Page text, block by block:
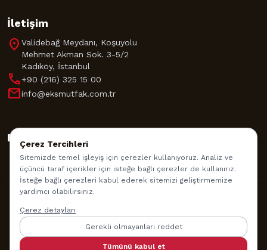
İletişim
location_on Validebağ Meydanı, Koşuyolu
Mehmet Akman Sok. 3-5/2
Kadıköy, İstanbul
call+90 (216) 325 15 00
mailinfo@eksmutfak.com.tr
Bizi Takip Edin
© 2026 EKS Mutfak Akademisi. Tüm Hakları Saklıdır.
İade Politikası Gizlilik Politikası Kullanım Şartları
Çerez Tercihleri
Sitemizde temel işleyiş için çerezler kullanıyoruz. Analiz ve
üçüncü taraf içerikler için isteğe bağlı çerezler de kullanırız.
İsteğe bağlı çerezleri kabul ederek sitemizi geliştirmemize
yardımcı olabilirsiniz.
Çerez detayları
Gerekli olmayanları reddet
Tümünü kabul et